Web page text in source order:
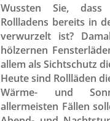
Wussten Sie,
Rollladens bereits in
verwurzelt ist?
hölzernen
allem als Sichtschutz
Heute sind Rollläden
Wärme- und
allermeisten Fällen